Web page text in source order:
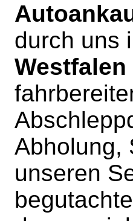
durch uns
Westfalen
Abholung,
unseren